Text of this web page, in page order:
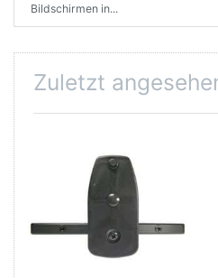
Bildschirmen in...
Zuletzt